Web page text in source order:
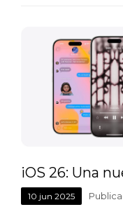
iOS 26: Una
10 jun 2025